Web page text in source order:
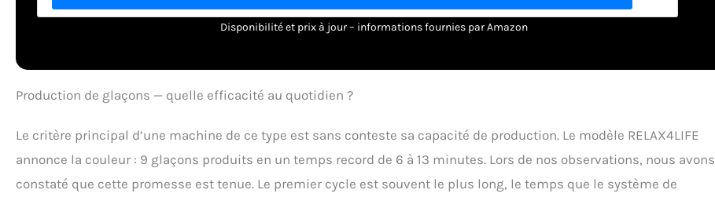
Disponibilité et prix à jour – informations fournies par Amazon
Production de glaçons — quelle efficacité au quotidien ?
Le critère principal d’une machine de ce type est sans conteste sa capacité de production. Le modèle RELAX4LIFE
annonce la couleur : 9 glaçons produits en un temps record de 6 à 13 minutes. Lors de nos observations, nous avons
constaté que cette promesse est tenue. Le premier cycle est souvent le plus long, le temps que le système de